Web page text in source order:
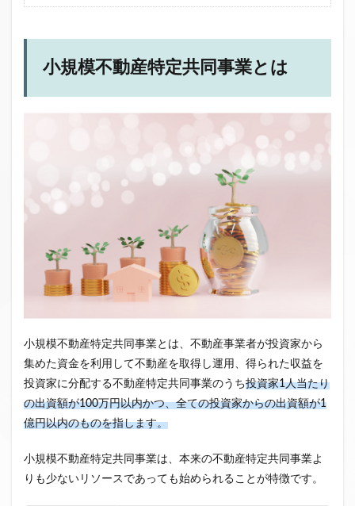
小規模不動産特定共同事業とは
小規模不動産特定共同事業とは、不動産事業者が投資家から
集めた資金を利用して不動産を取得し運用、得られた収益を
投資家に分配する不動産特定共同事業のうち投資家1人当たり
の出資額が100万円以内かつ、全ての投資家からの出資額が1
億円以内のものを指します。
小規模不動産特定共同事業は、本来の不動産特定共同事業よ
りも少ないリソースであっても始められることが特徴です。